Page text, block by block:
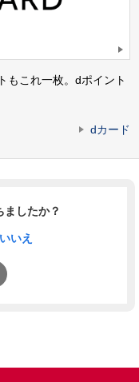
もこれ一枚。dポイント
dカード
ましたか？
いいえ